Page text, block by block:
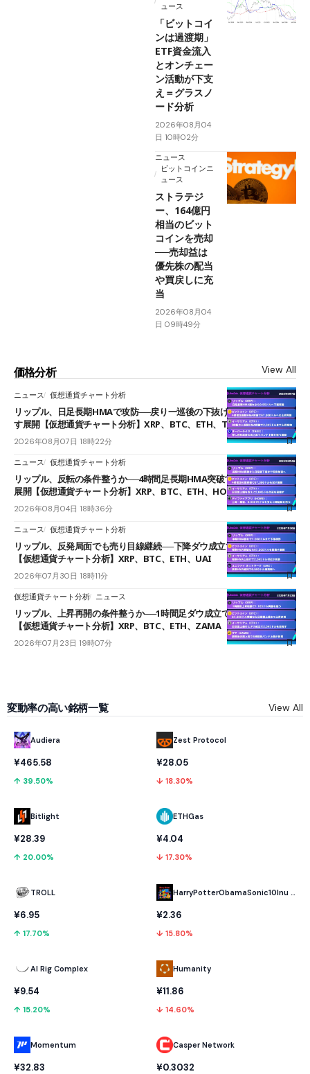
ュース
「ビットコイ
ンは過渡期」
ETF資金流入
とオンチェー
ン活動が下支
え＝グラスノ
ード分析
2026年08月04
日 10時02分
ニュース
ビットコインニ
ュース
ストラテジ
ー、164億円
相当のビット
コインを売却
──売却益は
優先株の配当
や買戻しに充
当
2026年08月04
日 09時49分
価格分析 View All
ニュース 仮想通貨チャート分析
リップル、日足長期HMAで攻防──戻り一巡後の下抜けで0.95ドルを試
す展開【仮想通貨チャート分析】XRP、BTC、ETH、TAKE
2026年08月07日 18時22分
ニュース 仮想通貨チャート分析
リップル、反転の条件整うか──4時間足長期HMA突破で雲下端を目指す
展開【仮想通貨チャート分析】XRP、BTC、ETH、HOME
2026年08月04日 18時36分
ニュース 仮想通貨チャート分析
リップル、反発局面でも売り目線継続──下降ダウ成立で下値追う展開
【仮想通貨チャート分析】XRP、BTC、ETH、UAI
2026年07月30日 18時11分
仮想通貨チャート分析 ニュース
リップル、上昇再開の条件整うか──1時間足ダウ成立で1.185ドルを狙う
【仮想通貨チャート分析】XRP、BTC、ETH、ZAMA
2026年07月23日 19時07分
変動率の高い銘柄一覧 View All
Audiera
¥465.58
↑ 39.50%
Bitlight
¥28.39
↑ 20.00%
TROLL
¥6.95
↑ 17.70%
AI Rig Complex
¥9.54
↑ 15.20%
Momentum
¥32.83
Zest Protocol
¥28.05
↓ 18.30%
ETHGas
¥4.04
↓ 17.30%
HarryPotterObamaSonic10Inu (ETH)
¥2.36
↓ 15.80%
Humanity
¥11.86
↓ 14.60%
Casper Network
¥0.3032